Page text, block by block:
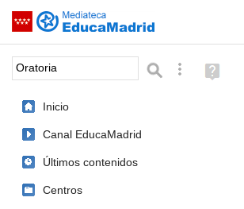
Saltar navegación
Palabra o frase: BúsquedaAyuda
(en
Inicio
Canal EducaMadrid
Últimos contenidos
Centros